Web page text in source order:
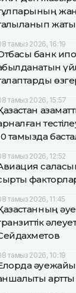
тамыз 2026, 16:19
банк
тамыз 2026, 15:57
тамызда
тамыз 2026, 12:52
тамыз 2026, 11:45
тамыз 2026, 10:19
артты